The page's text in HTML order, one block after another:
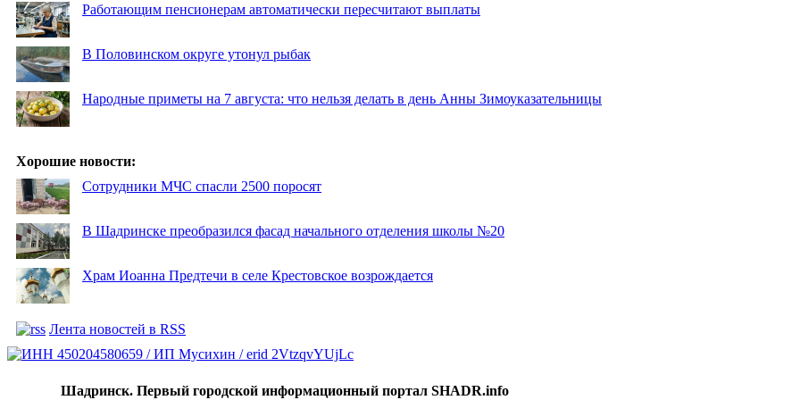
Работающим пенсионерам автоматически пересчитают выплаты
В Половинском округе утонул рыбак
Народные приметы на 7 августа: что нельзя делать в день Анны Зимоуказательницы
Хорошие новости:
Сотрудники МЧС спасли 2500 поросят
В Шадринске преобразился фасад начального отделения школы №20
Храм Иоанна Предтечи в селе Крестовское возрождается
Лента новостей в RSS
Шадринск. Первый городской информационный портал SHADR.info